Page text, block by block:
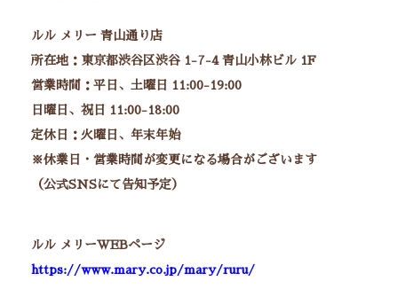
ルル メリー 青山通り店
所在地：東京都渋谷区渋谷 1-7-4 青山小林ビル 1F
営業時間：平日、土曜日 11:00-19:00
日曜日、祝日 11:00-18:00
定休日：火曜日、年末年始
※休業日・営業時間が変更になる場合がございます
（公式SNSにて告知予定）
ルル メリーWEBページ
https://www.mary.co.jp/mary/ruru/